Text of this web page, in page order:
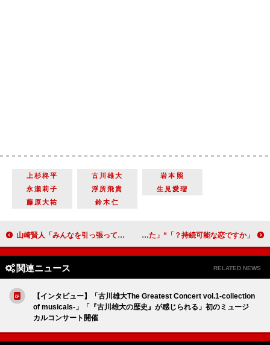
上杉柊平 古川雄大
岩本照
永瀬莉子
浮所飛貴
生見愛瑠
藤原大祐
鈴木仁
山崎賢人「みんなを引っ張っていくような気持ちで演じた」 映画『キングダム２ 遙かなる大地へ』完成報告会 「持続可能な恋ですか？」“林太郎”松重豊の結婚観や娘との血縁関係の告白に涙 「酸欠になりそうなぐらい号泣してしまった」
関連ニュース RELATED NEWS
【インタビュー】「古川雄大The Greatest Concert vol.1-collection
of musicals-」「『古川雄大の歴史』が感じられる」初のミュージ
カルコンサート開催